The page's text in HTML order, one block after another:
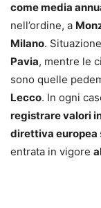
come media
nell’ordine, a
Milano.
Pavia, mentre le
sono quelle
Lecco. In ogni
registrare valori
direttiva europea
entrata in vigore